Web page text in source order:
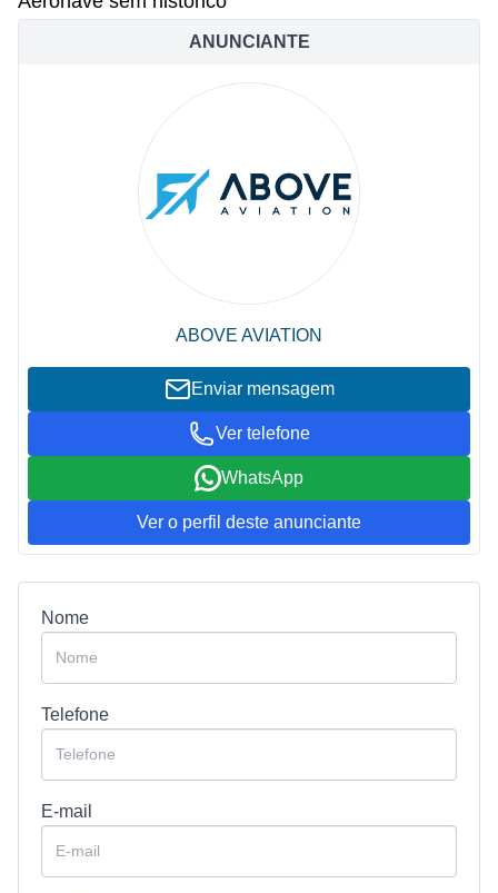
ANUNCIANTE
ABOVE AVIATION
Enviar mensagem
Ver telefone
WhatsApp
Ver o perfil deste anunciante
Nome
Telefone
E-mail